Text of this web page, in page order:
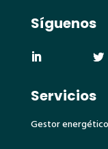
Servicios
Gestor energético
Síguenos